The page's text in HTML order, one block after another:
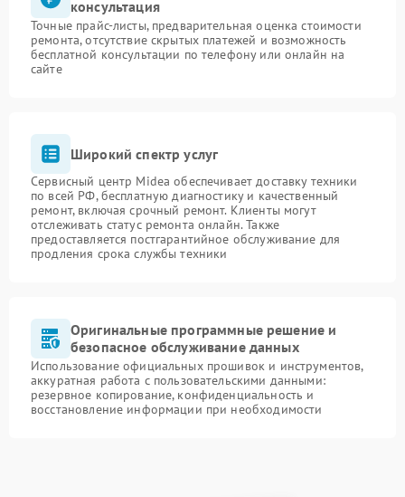
консультация
Точные прайс-листы, предварительная оценка стоимости
ремонта, отсутствие скрытых платежей и возможность
бесплатной консультации по телефону или онлайн на
сайте
Широкий спектр услуг
Сервисный центр Midea обеспечивает доставку техники
по всей РФ, бесплатную диагностику и качественный
ремонт, включая срочный ремонт. Клиенты могут
отслеживать статус ремонта онлайн. Также
предоставляется постгарантийное обслуживание для
продления срока службы техники
Оригинальные программные решение и
безопасное обслуживание данных
Использование официальных прошивок и инструментов,
аккуратная работа с пользовательскими данными:
резервное копирование, конфиденциальность и
восстановление информации при необходимости